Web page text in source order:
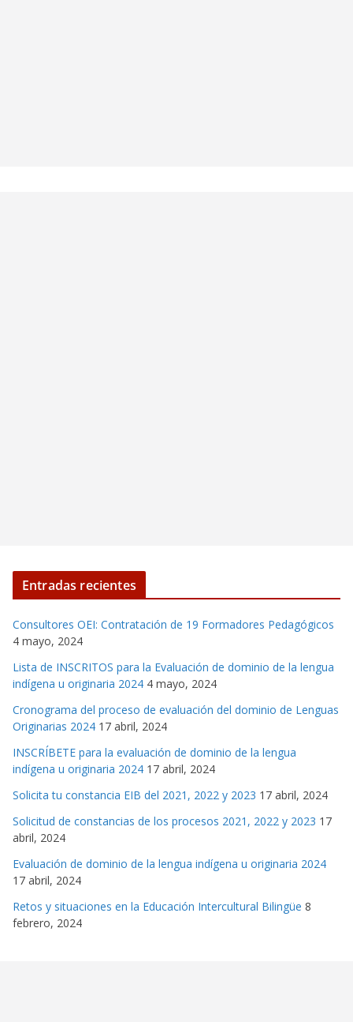
Entradas recientes
Consultores OEI: Contratación de 19 Formadores Pedagógicos
4 mayo, 2024
Lista de INSCRITOS para la Evaluación de dominio de la lengua
indígena u originaria 2024 4 mayo, 2024
Cronograma del proceso de evaluación del dominio de Lenguas
Originarias 2024 17 abril, 2024
INSCRÍBETE para la evaluación de dominio de la lengua
indígena u originaria 2024 17 abril, 2024
Solicita tu constancia EIB del 2021, 2022 y 2023 17 abril, 2024
Solicitud de constancias de los procesos 2021, 2022 y 2023 17
abril, 2024
Evaluación de dominio de la lengua indígena u originaria 2024
17 abril, 2024
Retos y situaciones en la Educación Intercultural Bilingüe 8
febrero, 2024